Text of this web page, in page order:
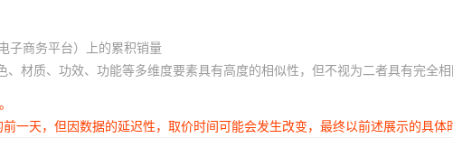
子商务平台）上的累积销量
材质、功效、功能等多维度要素具有高度的相似性，但不视为二者具有完全相
一天，但因数据的延迟性，取价时间可能会发生改变，最终以前述展示的具体